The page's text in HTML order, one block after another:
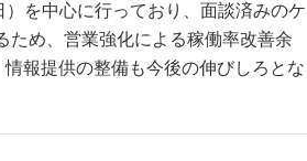
を中心に行っており、面談済みのケ
ため、営業強化による稼働率改善余
報提供の整備も今後の伸びしろとな